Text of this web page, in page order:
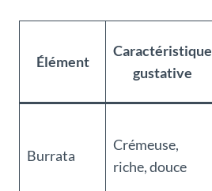
Élément
Caractéristique
gustative
Burrata
Crémeuse,
riche, douce